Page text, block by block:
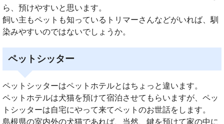
ら、預けやすいと思います。
飼い主もペットも知っているトリマーさんなどがいれば、馴
染みやすいのではないでしょうか。
ペットシッター
ペットシッターはペットホテルとはちょっと違います。
ペットホテルは犬猫を預けて宿泊させてもらいますが、ペッ
トシッターは自宅にやって来てペットのお世話をします。
島根県の室内外の犬猫であれば、当然、鍵を預けて家の中に